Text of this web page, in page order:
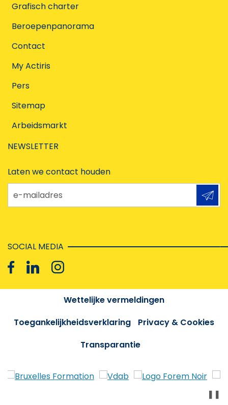
Grafisch charter
Beroepenpanorama
Contact
My Actiris
Pers
Sitemap
Arbeidsmarkt
NEWSLETTER
Laten we contact houden
e-mailadres
SOCIAL MEDIA
Wettelijke vermeldingen
Toegankelijkheidsverklaring
Privacy & Cookies
Transparantie
❚❚